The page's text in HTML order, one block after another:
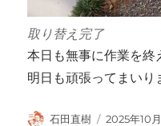
取り替え完了
本日も無事に作業を終
明日も頑張ってまいり
投
石田直樹
投
2025年10